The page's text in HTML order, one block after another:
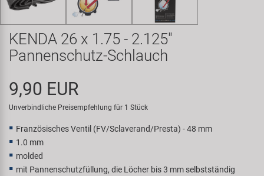
Samox
Smart
Super B
Trail-Gator
Velo
KENDA 26 x 1.75 - 2.125"
Pannenschutz-Schlauch
9,90 EUR
Unverbindliche Preisempfehlung für 1 Stück
Französisches Ventil (FV/Sclaverand/Presta) - 48 mm
1.0 mm
molded
mit Pannenschutzfüllung, die Löcher bis 3 mm selbstständig